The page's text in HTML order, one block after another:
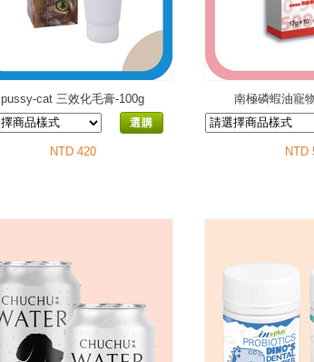
pussy-cat 三效化毛膏-100g
選購
NTD 420
南極磷蝦油寵
NTD